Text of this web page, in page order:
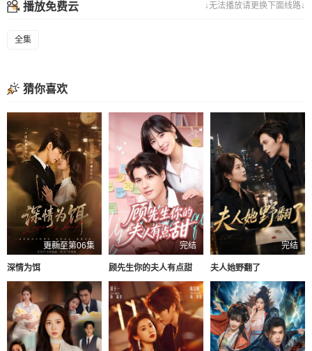
↓无法播放请更换下面线路↓
播放免费云
全集
猜你喜欢
更新至第06集
深情为饵
完结
顾先生你的夫人有点甜
完结
夫人她野翻了